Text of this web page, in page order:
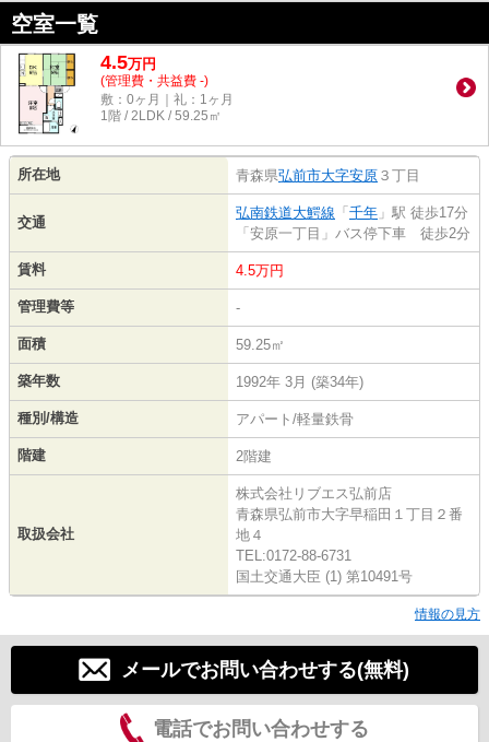
空室一覧
4.5万円
(管理費・共益費 -)
敷：0ヶ月｜礼：1ヶ月
1階 / 2LDK / 59.25㎡
所在地 青森県弘前市大字安原 ３丁目
交通
弘南鉄道大鰐線 「 千年 」駅 徒歩17分
「安原一丁目」バス停下車 徒歩2分
賃料 4.5万円
管理費等 -
面積 59.25㎡
築年数 1992年 3月 (築34年)
種別/構造 アパート/軽量鉄骨
階建 2階建
取扱会社
株式会社リブエス弘前店
青森県弘前市大字早稲田１丁目２番
地４
TEL:0172-88-6731
国土交通大臣 (1) 第10491号
情報の見方
メールでお問い合わせする(無料)
電話でお問い合わせする